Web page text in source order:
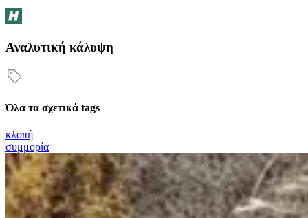
Αναλυτική κάλυψη
Όλα τα σχετικά tags
κλοπή
συμμορία